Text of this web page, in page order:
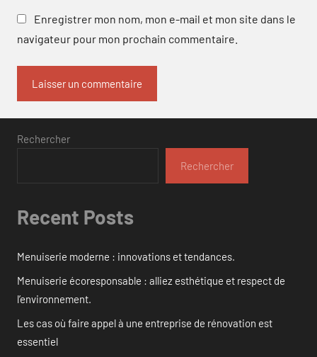
Enregistrer mon nom, mon e-mail et mon site dans le
navigateur pour mon prochain commentaire.
Rechercher
Rechercher
Recent Posts
Menuiserie moderne : innovations et tendances.
Menuiserie écoresponsable : alliez esthétique et respect de
l’environnement.
Les cas où faire appel à une entreprise de rénovation est
essentiel